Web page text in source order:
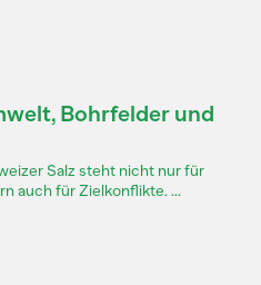
Bohrfelder und
Salz steht nicht nur für
auch für Zielkonflikte. ...